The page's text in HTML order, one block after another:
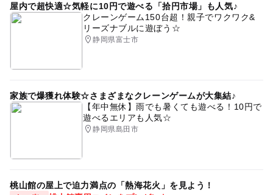
屋内で超快適☆気軽に10円で遊べる「拾円市場」も人気♪
クレーンゲーム150台超！親子でワクワク&
リーズナブルに遊ぼう☆
静岡県富士市
家族で爆獲れ体験☆さまざまなクレーンゲームが大集結♪
【年中無休】雨でも暑くても遊べる！10円で
遊べるエリアも人気☆
静岡県島田市
桃山館の屋上で迫力満点の「熱海花火」を見よう！